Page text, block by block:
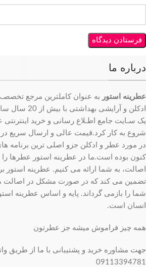
درباره ما
عطرینه استور به عنوان کاملترین مرجع
ادکلن و آرایشی
یک سـایت جامع اطـلاع رسانی و خرید
شروع به کار کرد.قیمت عالی و ارسال سریع در
در مورد عطر و ادکلن جزو اصلی ترین برنامه
کنون بوده است.ما در عطرینه استور عطرها
اصالت، به شما ارائه می کنیم. عطرینه استور
تضمین می کند که در صورت مشکل در اصالت
شما را بازمی گرداند. پایه و اساس عطرینه
انسان است.
همه چیز فراموش میشه جز عطرتون
جهت مشاوره خرید و پشتیبانی با ما از طریق
09113394781